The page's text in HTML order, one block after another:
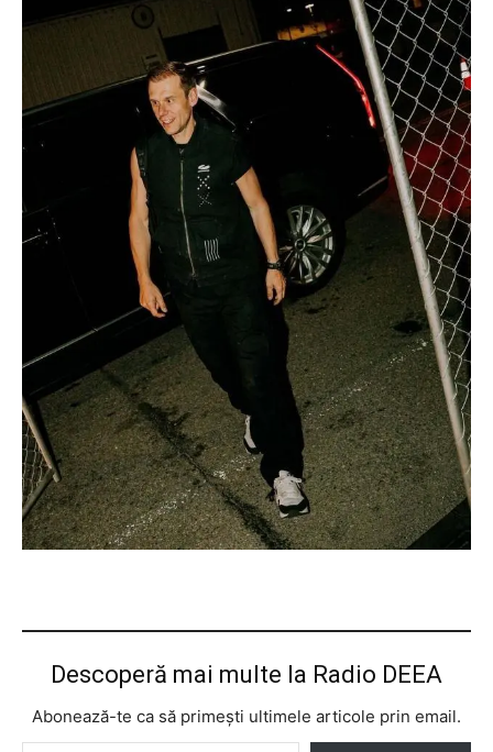
Descoperă mai multe la Radio DEEA
Abonează-te ca să primești ultimele articole prin email.
Tastează emailul tău...